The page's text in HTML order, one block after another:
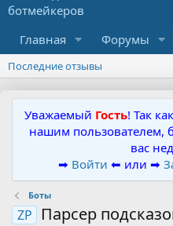
Главная Форумы
Последние отзывы
Уважаемый Гость! Так
нашим пользователем,
вас
➡ Войти ⬅ или ➡
Боты
ZP Парсер